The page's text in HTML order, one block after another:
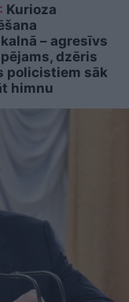
Kurioza
– agresīvs
dzēris
policistiem sāk
himnu